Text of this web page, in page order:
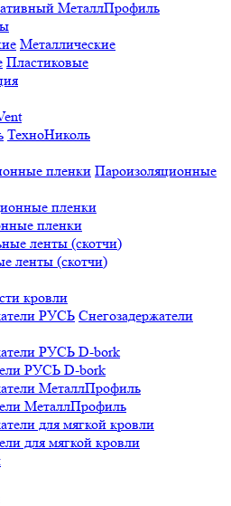
МеталлПрофиль
Металлические
Пластиковые
ТехноНиколь
Пароизоляционные
пленки
ленты (скотчи)
кровли
Снегозадержатели
РУСЬ D-bork
МеталлПрофиль
для мягкой кровли